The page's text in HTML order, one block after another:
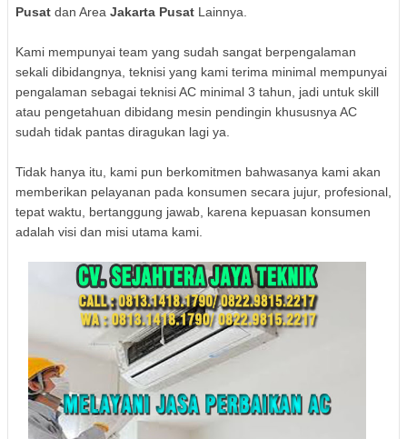
Pusat dan Area Jakarta Pusat Lainnya.
Kami mempunyai team yang sudah sangat berpengalaman
sekali dibidangnya, teknisi yang kami terima minimal mempunyai
pengalaman sebagai teknisi AC minimal 3 tahun, jadi untuk skill
atau pengetahuan dibidang mesin pendingin khususnya AC
sudah tidak pantas diragukan lagi ya.
Tidak hanya itu, kami pun berkomitmen bahwasanya kami akan
memberikan pelayanan pada konsumen secara jujur, profesional,
tepat waktu, bertanggung jawab, karena kepuasan konsumen
adalah visi dan misi utama kami.